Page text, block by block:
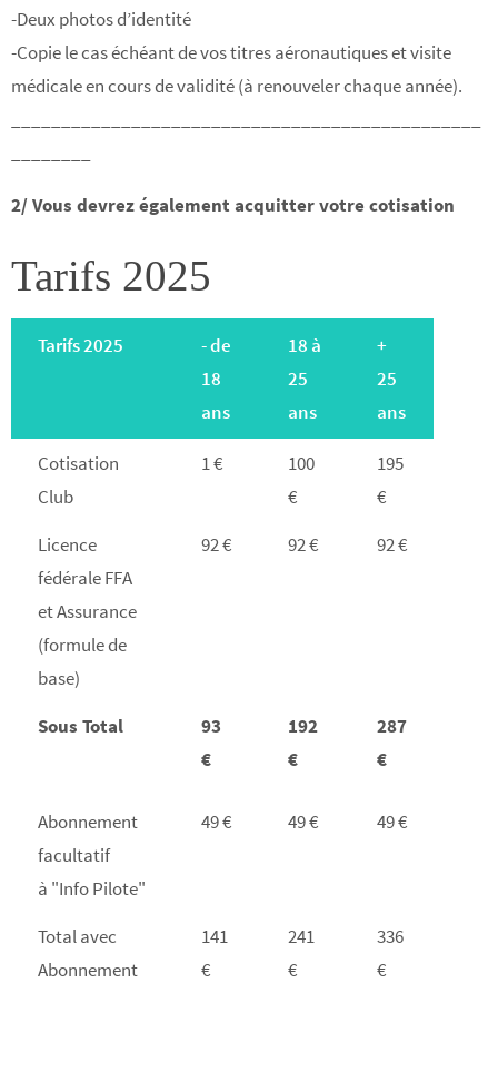
-Deux photos d’identité
-Copie le cas échéant de vos titres aéronautiques et visite
médicale en cours de validité (à renouveler chaque année).
2/ Vous devrez également acquitter votre cotisation
Tarifs 2025
Tarifs 2025
- de
18
ans
18 à
25
ans
+
25
ans
Cotisation
Club
1 €
100
€
195
€
Licence
fédérale FFA
et Assurance
(formule de
base)
92 € 92 € 92 €
Sous Total
93
€
192
€
287
€
Abonnement
facultatif
à "Info Pilote"
49 € 49 € 49 €
Total avec
Abonnement
141
€
241
€
336
€